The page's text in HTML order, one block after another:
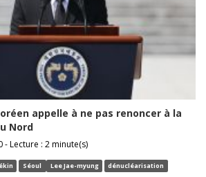
appelle à ne pas renoncer à la
Nord
- Lecture : 2 minute(s)
Séoul Lee Jae-myung dénucléarisation